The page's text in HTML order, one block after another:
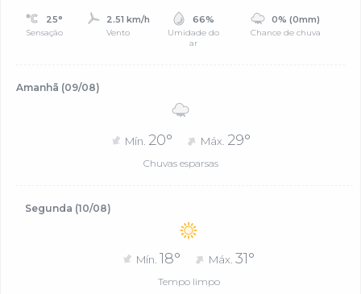
25°
Sensação
2.51 km/h
Vento
66%
Umidade do
ar
0% (0mm)
Chance de chuva
Amanhã (09/08)
Mín. 20° Máx. 29°
Chuvas esparsas
Segunda (10/08)
Mín. 18° Máx.31°
Tempo limpo